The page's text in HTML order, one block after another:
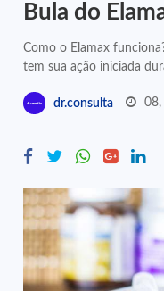
Bula do
Como o Elamax
tem sua ação iniciada
dr.consulta 08,